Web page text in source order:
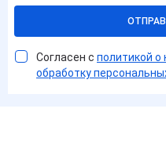
Согласен с политикой
обработку